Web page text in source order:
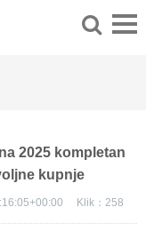
2025 kompletan
kupnje
Klik： 258